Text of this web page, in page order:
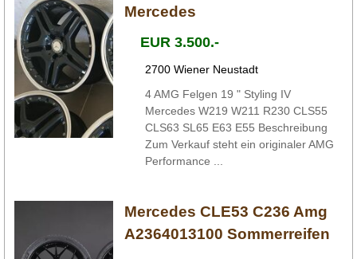
Mercedes
EUR 3.500.-
2700 Wiener Neustadt
4 AMG Felgen 19 " Styling IV
Mercedes W219 W211 R230 CLS55
CLS63 SL65 E63 E55 Beschreibung
Zum Verkauf steht ein originaler AMG
Performance ...
Mercedes CLE53 C236 Amg
A2364013100 Sommerreifen